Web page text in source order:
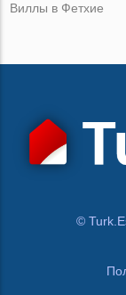
Виллы в Фетхие
©